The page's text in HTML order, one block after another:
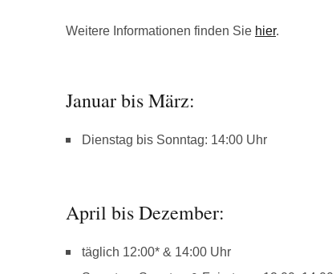
Weitere Informationen finden Sie hier.
Januar bis März:
Dienstag bis Sonntag: 14:00 Uhr
April bis Dezember:
täglich 12:00* & 14:00 Uhr